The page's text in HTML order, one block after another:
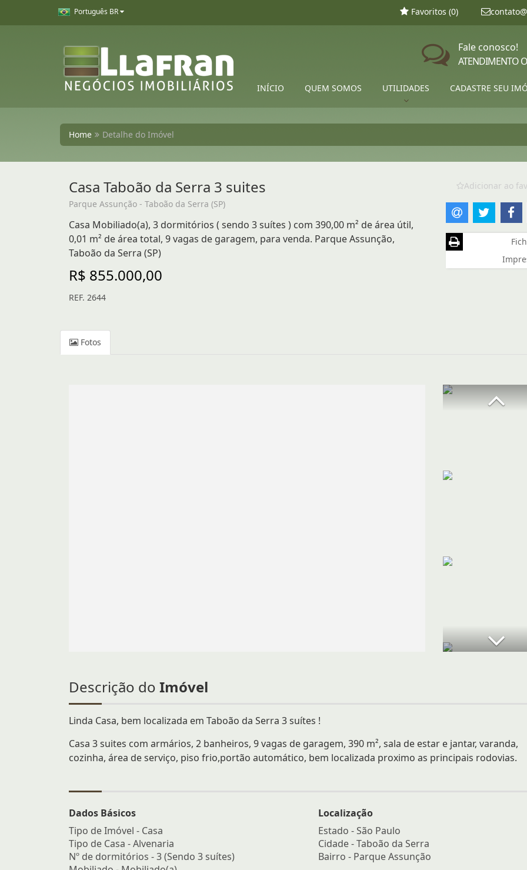
Português BR Favoritos (0)
INÍCIO QUEM SOMOS UTILIDADES CADASTRE SEU
Fale conosco!
ATENDIMENTO
Home Detalhe do Imóvel
Casa Taboão da Serra 3 suites
Parque Assunção - Taboão da Serra (SP)
Casa Mobiliado(a), 3 dormitórios ( sendo 3 suítes ) com 390,00 m² de área útil,
0,01 m² de área total, 9 vagas de garagem, para venda. Parque Assunção,
Taboão da Serra (SP)
R$ 855.000,00
REF. 2644
Adicionar ao
Fotos
Descrição do Imóvel
Linda Casa, bem localizada em Taboão da Serra 3 suítes !
Casa 3 suites com armários, 2 banheiros, 9 vagas de garagem, 390 m², sala de estar e jantar, varanda,
cozinha, área de serviço, piso frio,portão automático, bem localizada proximo as principais rodovias.
Dados Básicos
Tipo de Imóvel - Casa
Tipo de Casa - Alvenaria
Nº de dormitórios - 3 (Sendo 3 suítes)
Localização
Estado -São Paulo
Cidade -Taboão da Serra
Bairro - Parque Assunção